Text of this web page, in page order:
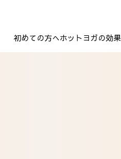
初めての方へホットヨガの効果